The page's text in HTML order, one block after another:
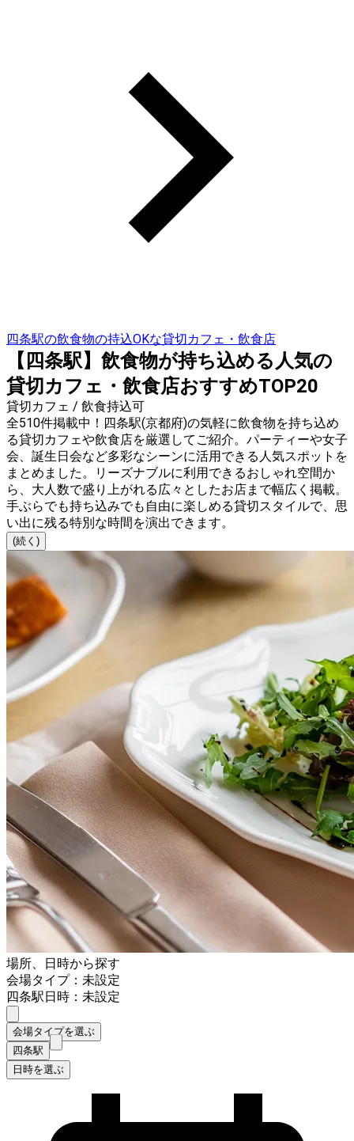
四条駅の飲食物の持込OKな貸切カフェ・飲食店
【四条駅】飲食物が持ち込める人気の
貸切カフェ・飲食店おすすめTOP20
貸切カフェ / 飲食持込可
全510件掲載中！四条駅(京都府)の気軽に飲食物を持ち込め
る貸切カフェや飲食店を厳選してご紹介。パーティーや女子
会、誕生日会など多彩なシーンに活用できる人気スポットを
まとめました。リーズナブルに利用できるおしゃれ空間か
ら、大人数で盛り上がれる広々としたお店まで幅広く掲載。
手ぶらでも持ち込みでも自由に楽しめる貸切スタイルで、思
い出に残る特別な時間を演出できます。
(続く)
場所、日時から探す
会場タイプ：未設定
四条駅日時：未設定
会場タイプを選ぶ
四条駅
日時を選ぶ